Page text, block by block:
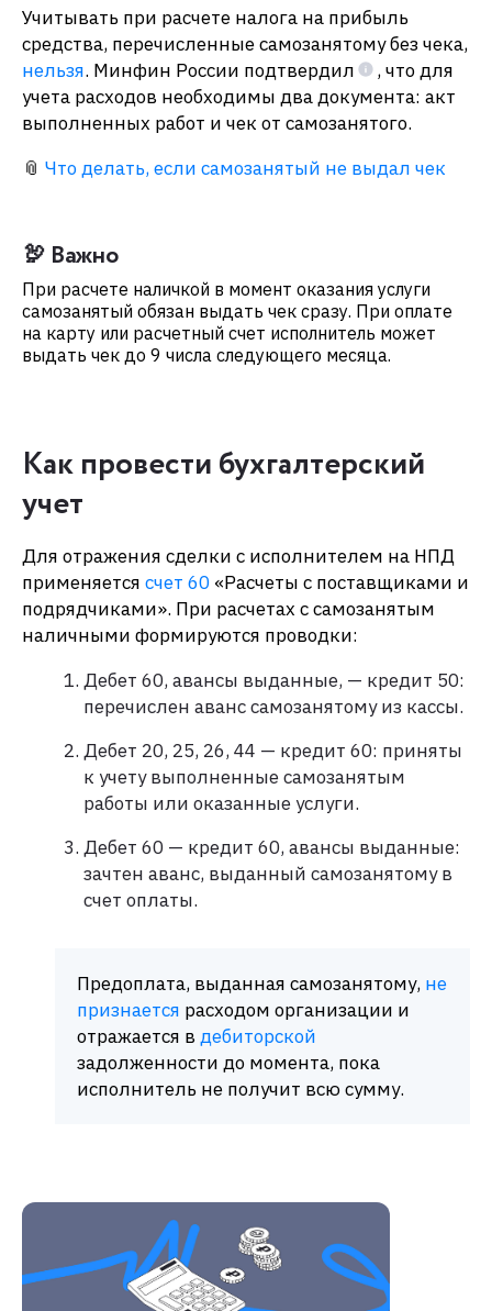
Учитывать при расчете налога на прибыль
средства, перечисленные самозанятому без чека,
нельзя. Минфин России подтвердил
, что для
учета расходов необходимы два документа: акт
выполненных работ и чек от самозанятого.​
📎 Что делать, если самозанятый не выдал чек
🦃 Важно
При расчете наличкой в момент оказания услуги
самозанятый обязан выдать чек сразу. При оплате
на карту или расчетный счет исполнитель может
выдать чек до 9 числа следующего месяца.
Как провести бухгалтерский
учет
Для отражения сделки с исполнителем на НПД
применяется счет 60 «Расчеты с поставщиками и
подрядчиками». При расчетах с самозанятым
наличными формируются проводки:​
Дебет 60, авансы выданные, — кредит 50:
перечислен аванс самозанятому из кассы.
Дебет 20, 25, 26, 44 — кредит 60: приняты
к учету выполненные самозанятым
работы или оказанные услуги.
Дебет 60 — кредит 60, авансы выданные:
зачтен аванс, выданный самозанятому в
счет оплаты.
Предоплата, выданная самозанятому, не
признается расходом организации и
отражается вдебиторской
задолженности до момента, пока
исполнитель не получит всю сумму.